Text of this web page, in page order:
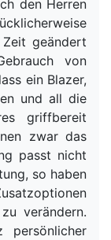
den Herren
geändert
von
ein Blazer,
und all die
griffbereit
zwar das
passt nicht
so haben
verändern.